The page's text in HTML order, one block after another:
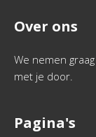
Over ons
We nemen
met je door.
Pagina's